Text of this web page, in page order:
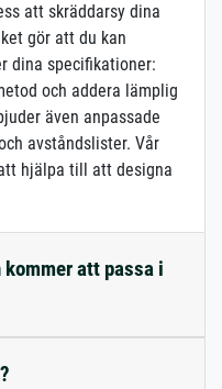
att skräddarsy dina
gör att du kan
dina specifikationer:
och addera lämplig
även anpassade
avståndslister. Vår
hjälpa till att designa
att passa i